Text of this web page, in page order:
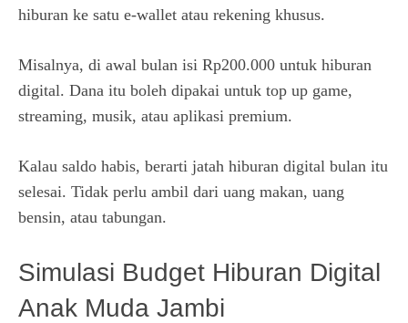
hiburan ke satu e-wallet atau rekening khusus.
Misalnya, di awal bulan isi Rp200.000 untuk hiburan
digital. Dana itu boleh dipakai untuk top up game,
streaming, musik, atau aplikasi premium.
Kalau saldo habis, berarti jatah hiburan digital bulan itu
selesai. Tidak perlu ambil dari uang makan, uang
bensin, atau tabungan.
Simulasi Budget Hiburan Digital
Anak Muda Jambi